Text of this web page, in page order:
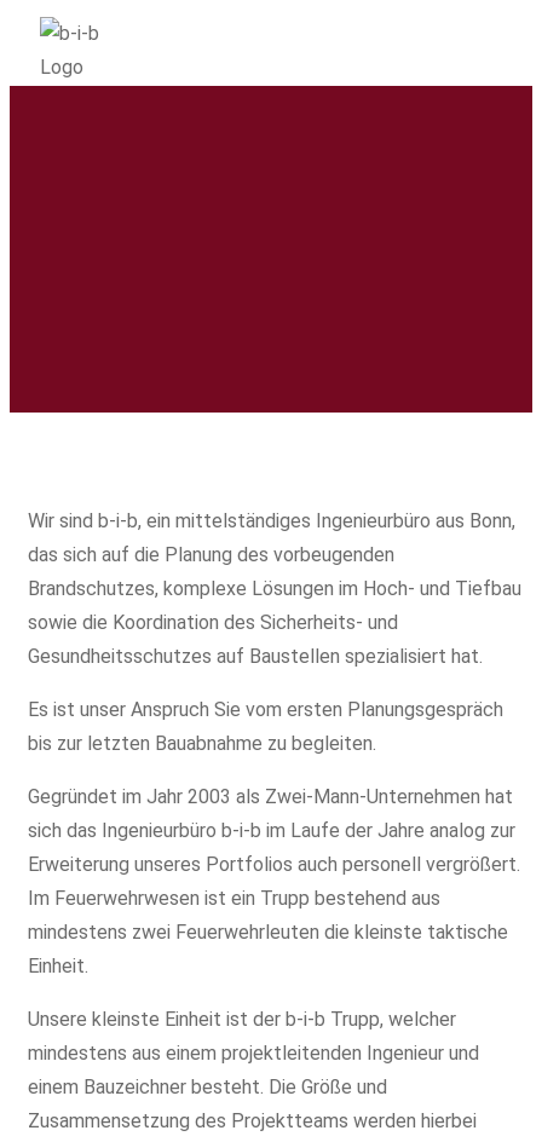
Wir sind b-i-b, ein mittelständiges Ingenieurbüro aus Bonn,
das sich auf die Planung des vorbeugenden
Brandschutzes, komplexe Lösungen im Hoch- und Tiefbau
sowie die Koordination des Sicherheits- und
Gesundheitsschutzes auf Baustellen spezialisiert hat.
Es ist unser Anspruch Sie vom ersten Planungsgespräch
bis zur letzten Bauabnahme zu begleiten.
Gegründet im Jahr 2003 als Zwei-Mann-Unternehmen hat
sich das Ingenieurbüro b-i-b im Laufe der Jahre analog zur
Erweiterung unseres Portfolios auch personell vergrößert.
Im Feuerwehrwesen ist ein Trupp bestehend aus
mindestens zwei Feuerwehrleuten die kleinste taktische
Einheit.
Unsere kleinste Einheit ist der b-i-b Trupp, welcher
mindestens aus einem projektleitenden Ingenieur und
einem Bauzeichner besteht. Die Größe und
Zusammensetzung des Projektteams werden hierbei